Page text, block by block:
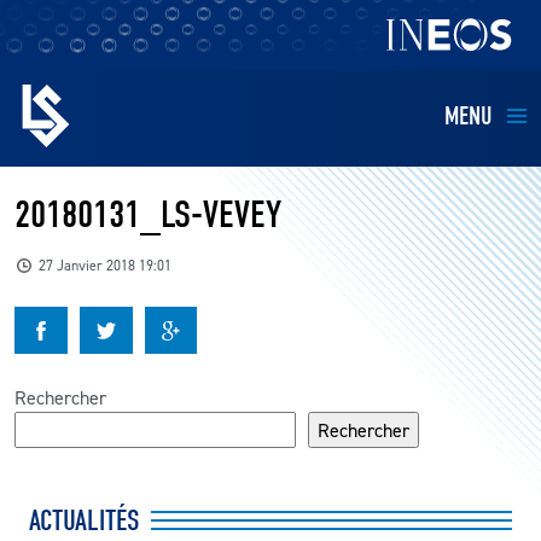
MENU
EQUIPES
BILLETTERIE
FANS
KIDS
RESTAURATION
20180131_LS-VEVEY
27 Janvier 2018 19:01
Rechercher
Rechercher
ACTUALITÉS